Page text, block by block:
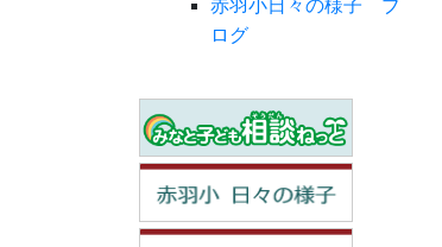
赤羽小日々の様子 ブ
ログ